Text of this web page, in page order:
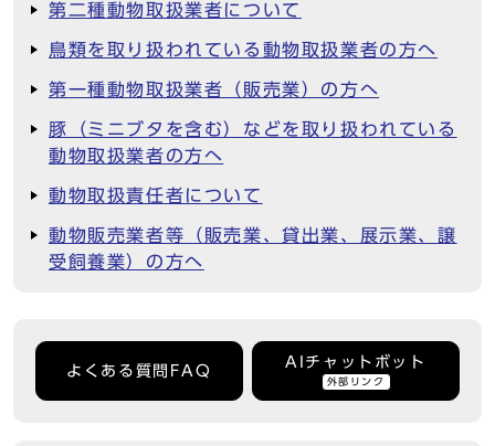
第二種動物取扱業者について
鳥類を取り扱われている動物取扱業者の方へ
第一種動物取扱業者（販売業）の方へ
豚（ミニブタを含む）などを取り扱われている
動物取扱業者の方へ
動物取扱責任者について
動物販売業者等（販売業、貸出業、展示業、譲
受飼養業）の方へ
よくある質問FAQ
AIチャットボット
外部リンク